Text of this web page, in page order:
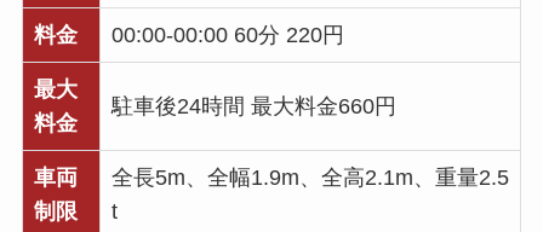
料金 00:00-00:00 60分 220円
最大
料金
駐車後24時間 最大料金660円
車両
制限
全長5m、全幅1.9m、全高2.1m、重量2.5
t